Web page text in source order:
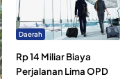
Daerah
Rp 14 Miliar Biaya
Perjalanan Lima OPD